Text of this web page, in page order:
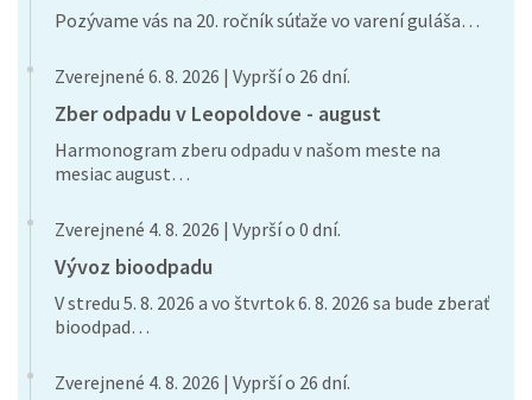
Pozývame vás na 20. ročník súťaže vo varení guláša…
Zverejnené 6. 8. 2026 | Vyprší o 26 dní.
Zber odpadu v Leopoldove - august
Harmonogram zberu odpadu v našom meste na
mesiac august…
Zverejnené 4. 8. 2026 | Vyprší o 0 dní.
Vývoz bioodpadu
V stredu 5. 8. 2026 a vo štvrtok 6. 8. 2026 sa bude zberať
bioodpad…
Zverejnené 4. 8. 2026 | Vyprší o 26 dní.